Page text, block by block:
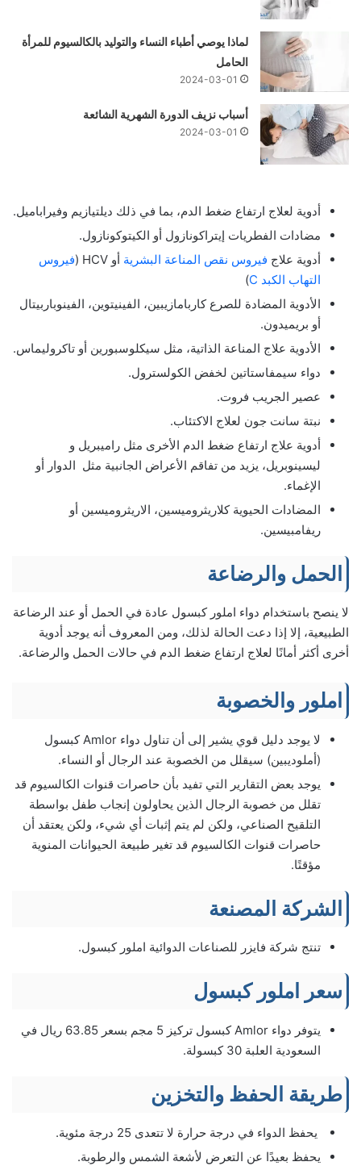
لماذا يوصي أطباء النساء والتوليد بالكالسيوم للمرأة
الحامل
2024-03-01
أسباب نزيف الدورة الشهرية الشائعة
2024-03-01
أدوية لعلاج ارتفاع ضغط الدم، بما في ذلك ديلتيازيم وفيراباميل.
مضادات الفطريات إيتراكونازول أو الكيتوكونازول.
أدوية علاج فيروس نقص المناعة البشرية أو HCV (
فيروس
التهاب الكبد C
)
الأدوية المضادة للصرع كاربامازيبين، الفينيتوين، الفينوباربيتال
أو بريميدون.
الأدوية علاج المناعة الذاتية، مثل سيكلوسبورين أو تاكروليماس.
دواء سيمفاستاتين لخفض الكولسترول.
عصير الجريب فروت.
نبتة سانت جون لعلاج الاكتئاب.
أدوية علاج ارتفاع ضغط الدم الأخرى مثل راميبريل و
ليسينوبريل، يزيد من تفاقم الأعراض الجانبية مثل الدوار أو
الإغماء.
المضادات الحيوية كلاريثروميسين، الاريثروميسين أو
ريفامبيسين.
الحمل والرضاعة
لا ينصح باستخدام دواء املور كبسول عادة في الحمل أو عند الرضاعة
الطبيعية، إلا إذا دعت الحالة لذلك، ومن المعروف أنه يوجد أدوية
أخرى أكثر أمانًا لعلاج ارتفاع ضغط الدم في حالات الحمل والرضاعة.
املور والخصوبة
لا يوجد دليل قوي يشير إلى أن تناول دواء Amlor كبسول
(أملوديبين) سيقلل من الخصوبة عند الرجال أو النساء.
يوجد بعض التقارير التي تفيد بأن حاصرات قنوات الكالسيوم قد
تقلل من خصوبة الرجال الذين يحاولون إنجاب طفل بواسطة
التلقيح الصناعي، ولكن لم يتم إثبات أي شيء، ولكن يعتقد أن
حاصرات قنوات الكالسيوم قد تغير طبيعة الحيوانات المنوية
مؤقتًا.
الشركة المصنعة‏
تنتج شركة فايزر للصناعات الدوائية املور كبسول.
سعر املور كبسول
يتوفر دواء Amlor كبسول تركيز 5 مجم بسعر 63.85 ريال في
السعودية العلبة 30 كبسولة.
طريقة الحفظ والتخزين
يحفظ الدواء في درجة حرارة لا تتعدى 25 درجة مئوية.
يحفظ بعيدًا عن التعرض لأشعة الشمس والرطوبة.